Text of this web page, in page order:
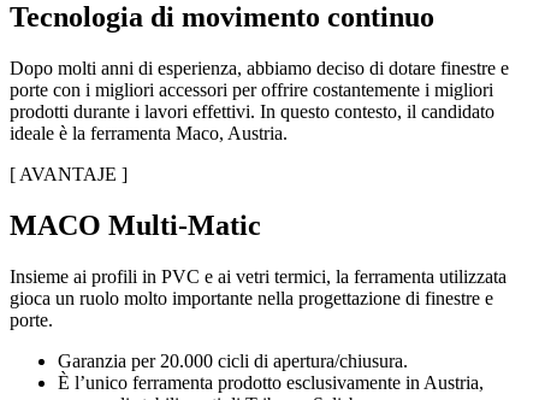
Tecnologia di movimento continuo
Dopo molti anni di esperienza, abbiamo deciso di dotare finestre e
porte con i migliori accessori per offrire costantemente i migliori
prodotti durante i lavori effettivi. In questo contesto, il candidato
ideale è la ferramenta Maco, Austria.
[ AVANTAJE ]
MACO Multi-Matic
Insieme ai profili in PVC e ai vetri termici, la ferramenta utilizzata
gioca un ruolo molto importante nella progettazione di finestre e
porte.
Garanzia per 20.000 cicli di apertura/chiusura.
È l’unico ferramenta prodotto esclusivamente in Austria,